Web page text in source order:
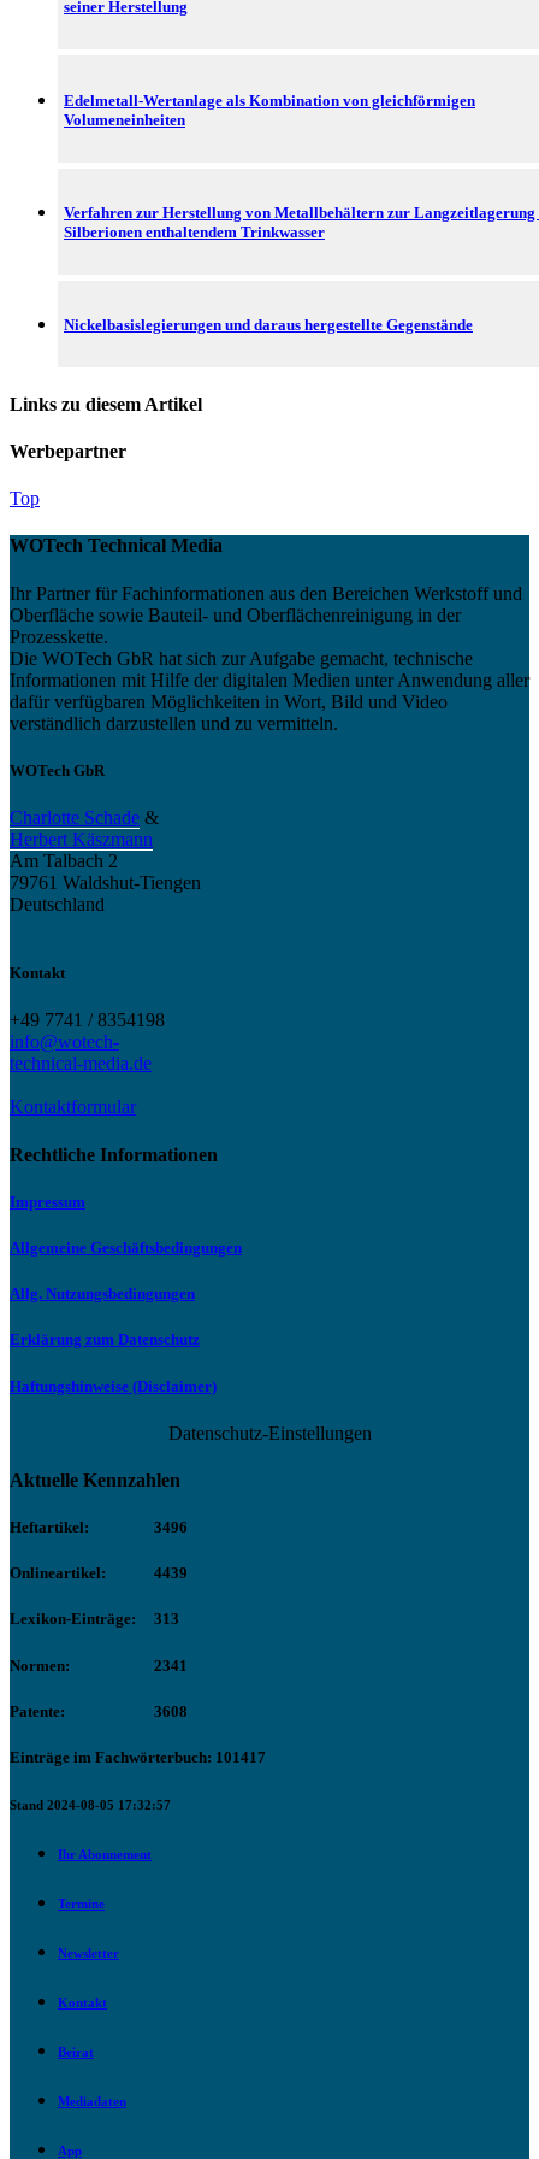
seiner Herstellung
Edelmetall-Wertanlage als Kombination von gleichförmigen
Volumeneinheiten
Verfahren zur Herstellung von Metallbehältern zur Langzeitlagerung
Silberionen enthaltendem Trinkwasser
Nickelbasislegierungen und daraus hergestellte Gegenstände
Links zu diesem Artikel
Werbepartner
Top
WOTech Technical Media
Ihr Partner für Fachinformationen aus den Bereichen Werkstoff und
Oberfläche sowie Bauteil- und Oberflächenreinigung in der
Prozesskette.
Die WOTech GbR hat sich zur Aufgabe gemacht, technische
Informationen mit Hilfe der digitalen Medien unter Anwendung aller
dafür verfügbaren Möglichkeiten in Wort, Bild und Video
verständlich darzustellen und zu vermitteln.
WOTech GbR
Charlotte Schade &
Herbert Käszmann
Am Talbach 2
79761 Waldshut-Tiengen
Deutschland
Kontakt
+49 7741 / 8354198
info@wotech-
technical-media.de
Kontaktformular
Rechtliche Informationen
Impressum
Allgemeine Geschäftsbedingungen
Allg. Nutzungsbedingungen
Erklärung zum Datenschutz
Haftungshinweise (Disclaimer)
Datenschutz-Einstellungen
Aktuelle Kennzahlen
Heftartikel: 3496
Onlineartikel: 4439
Lexikon-Einträge: 313
Normen: 2341
Patente: 3608
Einträge im Fachwörterbuch: 101417
Stand 2024-08-05 17:32:57
Ihr Abonnement
Termine
Newsletter
Kontakt
Beirat
Mediadaten
App